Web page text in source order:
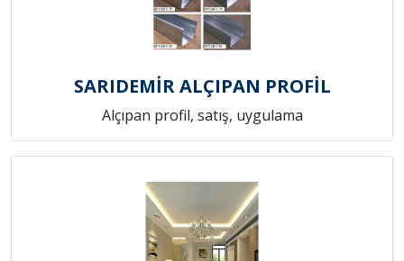
SARIDEMİR ALÇIPAN PROFİL
Alçıpan profil, satış, uygulama